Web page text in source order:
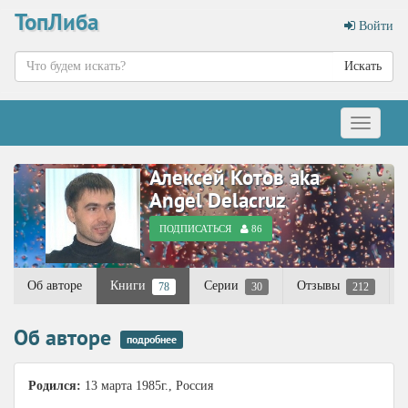
ТопЛиба Войти
Искать
Меню
Алексей Котов aka
Angel Delacruz
ПОДПИСАТЬСЯ 86
Об авторе Книги 78 Серии 30 Отзывы 212
Об авторе подробнее
Родился: 13 марта 1985г., Россия